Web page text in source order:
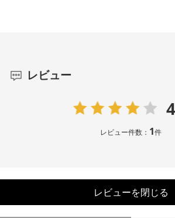
レビュー
レビュー件数： 1件
レビューを閉じる